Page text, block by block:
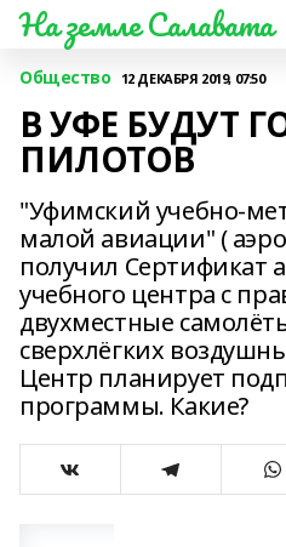
На земле Салавата
Общество 12 ДЕКАБРЯ 2019, 07:50
В УФЕ БУДУТ
ПИЛОТОВ
"Уфимский учебно-
малой авиации" (
получил Сертификат
учебного центра с
двухместные
сверхлёгких
Центр планирует
программы. Какие?